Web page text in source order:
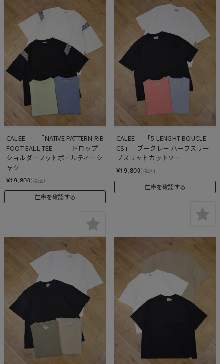
CALEE　　「NATIVE PATTERN RIB
FOOT BALL TEE」　　ドロップ
ショルダーフットボールティーシ
ャツ
¥19,800(税込)
在庫を確認する
CALEE 　 「5 LENGHT BOUCLE
CS」    ブークレー ハーフスリー
ブスリットカットソー
¥19,800(税込)
在庫を確認する